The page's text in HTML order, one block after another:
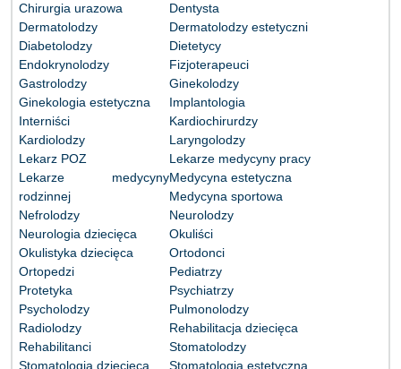
Chirurgia urazowa
Dentysta
Dermatolodzy
Dermatolodzy estetyczni
Diabetolodzy
Dietetycy
Endokrynolodzy
Fizjoterapeuci
Gastrolodzy
Ginekolodzy
Ginekologia estetyczna
Implantologia
Interniści
Kardiochirurdzy
Kardiolodzy
Laryngolodzy
Lekarz POZ
Lekarze medycyny pracy
Lekarze medycyny
rodzinnej
Medycyna estetyczna
Medycyna sportowa
Nefrolodzy
Neurolodzy
Neurologia dziecięca
Okuliści
Okulistyka dziecięca
Ortodonci
Ortopedzi
Pediatrzy
Protetyka
Psychiatrzy
Psycholodzy
Pulmonolodzy
Radiolodzy
Rehabilitacja dziecięca
Rehabilitanci
Stomatolodzy
Stomatologia dziecięca
Stomatologia estetyczna